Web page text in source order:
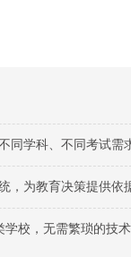
同学科、不同考试
，为教育决策提供依
校，无需繁琐的技